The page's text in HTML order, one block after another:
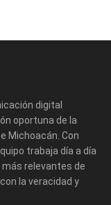
digital
oportuna de la
Michoacán. Con
trabaja día a día
relevantes de
la veracidad y